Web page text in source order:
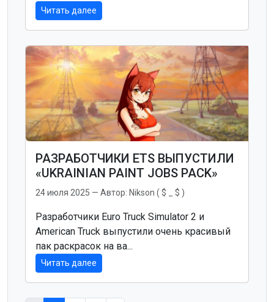
Читать далее
РАЗРАБОТЧИКИ ETS ВЫПУСТИЛИ
«UKRAINIAN PAINT JOBS PACK»
24 июля 2025 — Автор: Nikson ( $ _ $ )
Разработчики Euro Truck Simulator 2 и
American Truck выпустили очень красивый
пак раскрасок на ва...
Читать далее